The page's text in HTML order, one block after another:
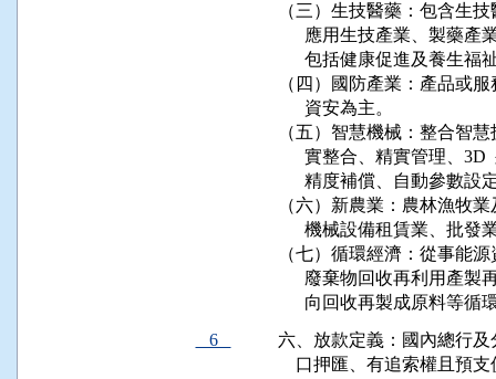
（三）生技醫藥：包含生
應用生技產業、製藥
包括健康促進及養生福
（四）國防產業：產品或
      資安為主。
（五）智慧機械：整合智
實整合、精實管理、
精度補償、自動參數
（六）新農業：農林漁牧
機械設備租賃業、批發
（七）循環經濟：從事能
廢棄物回收再利用產
向回收再製成原料等循
6
六、放款定義：國內總行
口押匯、有追索權且預